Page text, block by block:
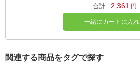
合計 2,361 円
一緒にカートに入
関連する商品をタグで探す